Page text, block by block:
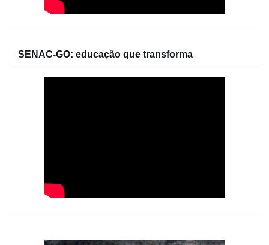
SENAC-GO: educação que transforma